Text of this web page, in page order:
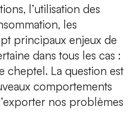
l’utilisation des
les
principaux enjeux de
dans tous les cas :
cheptel. La question est
comportements
nos problèmes